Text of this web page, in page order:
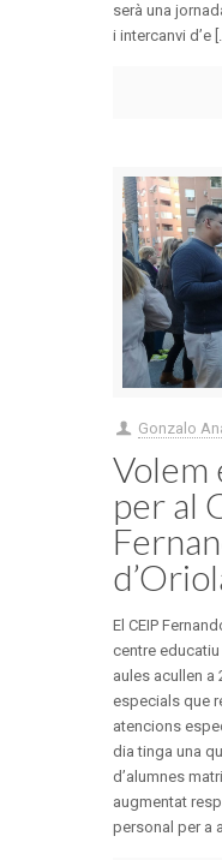
serà una
i intercanvi d’e
Gonzalo
Volem
per al
El CEIP
centre
aules acullen a
especials que
atencions
dia tinga una
d’alumnes
augmentat
personal per a